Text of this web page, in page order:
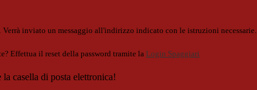
Verrà inviato un messaggio all'indirizzo indicato con le istruzioni necessarie.
Effettua il reset della password tramite la Login Spaggiari
casella di posta elettronica!